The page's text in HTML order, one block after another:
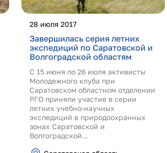
28 июля 2017
Завершилась серия летних
экспедиций по Саратовской и
Волгоградской областям
С 15 июня по 26 июля активисты
Молодежного клуба при
Саратовском областном отделении
РГО приняли участие в серии
летних учебно-научных
экспедиций в природоохранных
зонах Саратовской и
Волгоградской...